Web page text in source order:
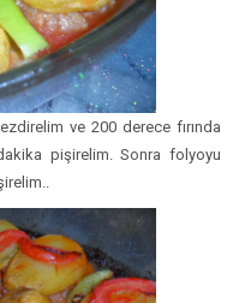
ve 200 derece fırında
pişirelim. Sonra folyoyu